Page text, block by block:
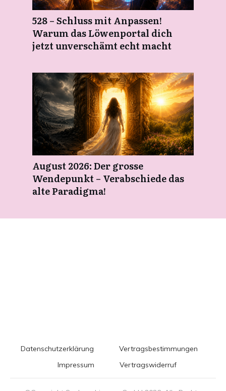
528 – Schluss mit Anpassen!
Warum das Löwenportal dich
jetzt unverschämt echt macht
August 2026: Der grosse
Wendepunkt – Verabschiede das
alte Paradigma!
Datenschutzerklärung
Vertragsbestimmungen
Impressum
Vertragswiderruf